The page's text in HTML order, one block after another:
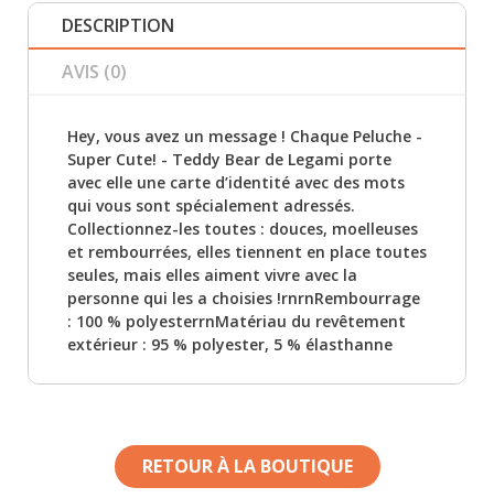
DESCRIPTION
AVIS (0)
Hey, vous avez un message ! Chaque Peluche -
Super Cute! - Teddy Bear de Legami porte
avec elle une carte d’identité avec des mots
qui vous sont spécialement adressés.
Collectionnez-les toutes : douces, moelleuses
et rembourrées, elles tiennent en place toutes
seules, mais elles aiment vivre avec la
personne qui les a choisies !rnrnRembourrage
: 100 % polyesterrnMatériau du revêtement
extérieur : 95 % polyester, 5 % élasthanne
RETOUR À LA BOUTIQUE